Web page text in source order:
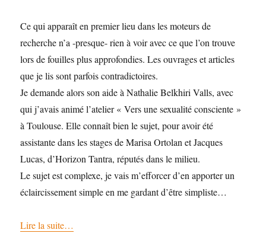
Ce qui apparaît en premier lieu dans les moteurs de
recherche n’a -presque- rien à voir avec ce que l’on trouve
lors de fouilles plus approfondies. Les ouvrages et articles
que je lis sont parfois contradictoires.
Je demande alors son aide à Nathalie Belkhiri Valls, avec
qui j’avais animé l’atelier « Vers une sexualité consciente »
à Toulouse. Elle connaît bien le sujet, pour avoir été
assistante dans les stages de Marisa Ortolan et Jacques
Lucas, d’Horizon Tantra, réputés dans le milieu.
Le sujet est complexe, je vais m’efforcer d’en apporter un
éclaircissement simple en me gardant d’être simpliste…
Lire la suite…